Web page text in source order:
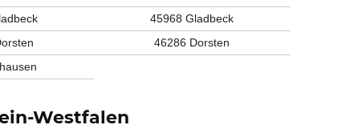
45968 Gladbeck
46286 Dorsten
Westfalen